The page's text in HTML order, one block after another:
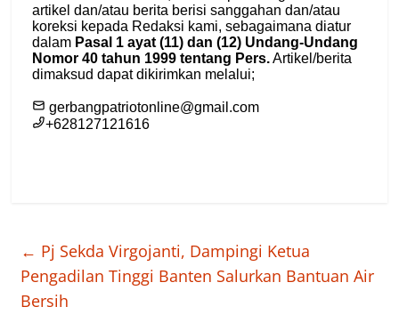
← Pj Sekda Virgojanti, Dampingi Ketua
Pengadilan Tinggi Banten Salurkan Bantuan Air
Bersih